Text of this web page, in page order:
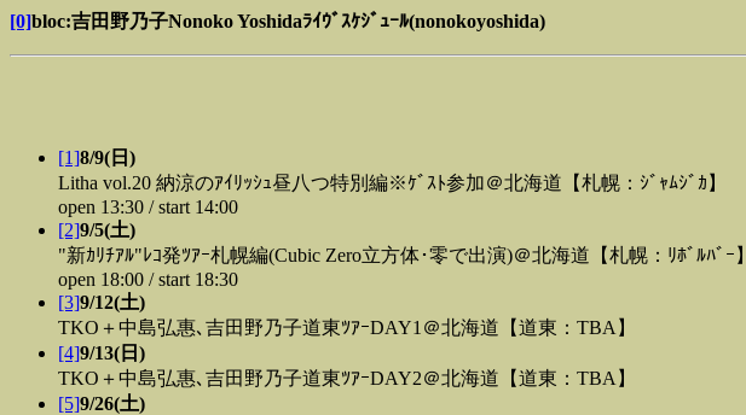
[0]bloc:吉田野乃子Nonoko Yoshidaﾗｲｳﾞｽｹｼﾞｭｰﾙ(nonokoyoshida)
[1]8/9(日)
Litha vol.20 納涼のｱｲﾘｯｼｭ昼八つ特別編※ｹﾞｽﾄ参加＠北海道【札幌：ｼﾞｬﾑｼﾞｶ】
open 13:30 / start 14:00
[2]9/5(土)
"新ｶﾘﾁｱﾙ"ﾚｺ発ﾂｱｰ札幌編(Cubic Zero立方体･零で出演)＠北海道【札幌：ﾘﾎﾞﾙﾊﾞｰ】
open 18:00 / start 18:30
[3]9/12(土)
TKO＋中島弘惠､吉田野乃子道東ﾂｱｰDAY1＠北海道【道東：TBA】
[4]9/13(日)
TKO＋中島弘惠､吉田野乃子道東ﾂｱｰDAY2＠北海道【道東：TBA】
[5]9/26(土)